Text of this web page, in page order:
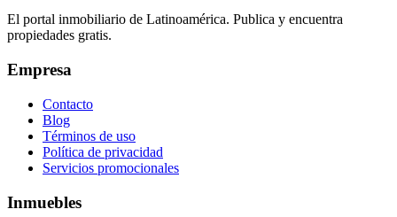
El portal inmobiliario de Latinoamérica. Publica y encuentra
propiedades gratis.
Empresa
Contacto
Blog
Términos de uso
Política de privacidad
Servicios promocionales
Inmuebles